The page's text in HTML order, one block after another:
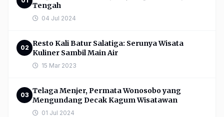
Tengah
04 Jul 2024
02 Resto Kali Batur Salatiga: Serunya Wisata
Kuliner Sambil Main Air
15 Mar 2023
03 Telaga Menjer, Permata Wonosobo yang
Mengundang Decak Kagum Wisatawan
01 Jul 2024